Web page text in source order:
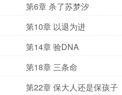
第6章 杀了苏梦汐
第10章 以退为进
第14章 验DNA
第18章 三条命
第22章 保大人还是保孩子